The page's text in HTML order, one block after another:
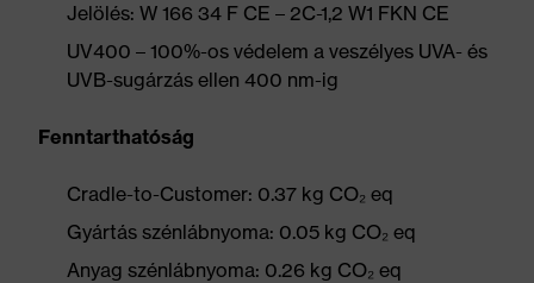
Jelölés: W 166 34 F CE – 2C-1,2 W1 FKN CE
UV400 – 100%-os védelem a veszélyes UVA- és
UVB-sugárzás ellen 400 nm-ig
Fenntarthatóság
Cradle-to-Customer: 0.37 kg CO₂ eq
Gyártás szénlábnyoma: 0.05 kg CO₂ eq
Anyag szénlábnyoma: 0.26 kg CO₂ eq